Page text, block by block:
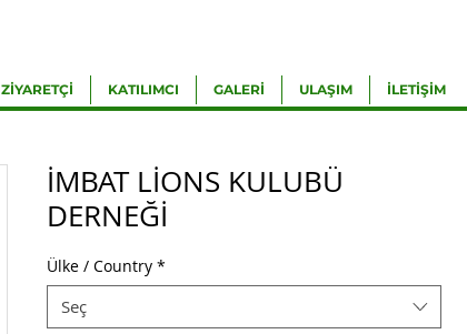
ZİYARETÇİ KATILIMCI GALERİ ULAŞIM İLETİŞİM
İMBAT LİONS KULUBÜ
DERNEĞİ
Ülke / Country *
Seç